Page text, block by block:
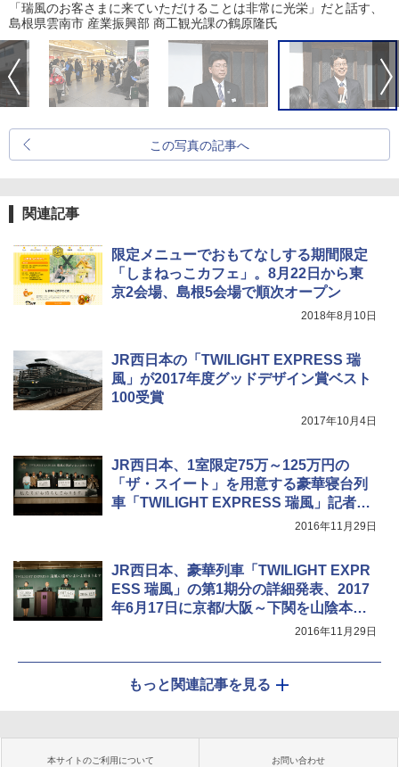
「瑞風のお客さまに来ていただけることは非常に光栄」だと話す、
島根県雲南市 産業振興部 商工観光課の鶴原隆氏
この写真の記事へ
関連記事
限定メニューでおもてなしする期間限定
「しまねっこカフェ」。8月22日から東
京2会場、島根5会場で順次オープン
2018年8月10日
JR西日本の「TWILIGHT EXPRESS 瑞
風」が2017年度グッドデザイン賞ベスト
100受賞
2017年10月4日
JR西日本、1室限定75万～125万円の
「ザ・スイート」を用意する豪華寝台列
車「TWILIGHT EXPRESS 瑞風」記者会
2016年11月29日
JR西日本、豪華列車「TWILIGHT EXPR
ESS 瑞風」の第1期分の詳細発表、2017
年6月17日に京都/大阪～下関を山陰本線
2016年11月29日
もっと関連記事を見る
本サイトのご利用について お問い合わせ